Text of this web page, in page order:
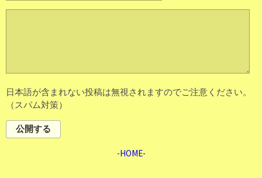
日本語が含まれない投稿は無視されますのでご注意ください。
（スパム対策）
公開する
-HOME-